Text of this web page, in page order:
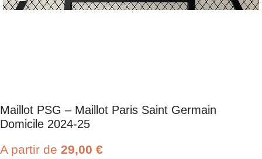
Maillot PSG – Maillot Paris Saint Germain
Domicile 2024-25
A partir de 29,00 €